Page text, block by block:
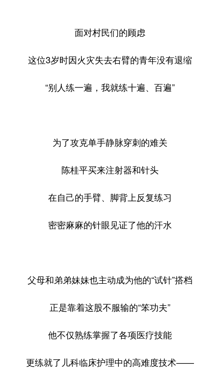
面对村民们的顾虑
这位3岁时因火灾失去右臂的青年没有退缩
“别人练一遍，我就练十遍、百遍”
为了攻克单手静脉穿刺的难关
陈桂平买来注射器和针头
在自己的手臂、脚背上反复练习
密密麻麻的针眼见证了他的汗水
父母和弟弟妹妹也主动成为他的“试针”搭档
正是靠着这股不服输的“笨功夫”
他不仅熟练掌握了各项医疗技能
更练就了儿科临床护理中的高难度技术——